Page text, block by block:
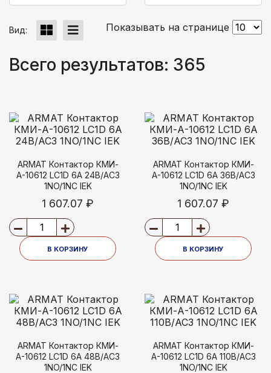
Вид: Показывать на странице
Всего результатов: 365
ARMAT Контактор КМИ-
А-10612 LC1D 6А 24В/АС3
1NO/1NC IEK
1 607.07 ₽
В КОРЗИНУ
ARMAT Контактор КМИ-
А-10612 LC1D 6А 36В/АС3
1NO/1NC IEK
1 607.07 ₽
В КОРЗИНУ
ARMAT Контактор КМИ-
А-10612 LC1D 6А 48В/АС3
1NO/1NC IEK
ARMAT Контактор КМИ-
А-10612 LC1D 6А 110В/АС3
1NO/1NC IEK